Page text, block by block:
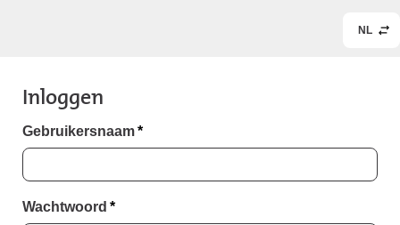
NL
Inloggen
Gebruikersnaam*
Wachtwoord *